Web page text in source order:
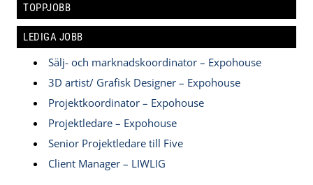
TOPPJOBB
LEDIGA JOBB
Sälj- och marknadskoordinator – Expohouse
3D artist/ Grafisk Designer – Expohouse
Projektkoordinator – Expohouse
Projektledare – Expohouse
Senior Projektledare till Five
Client Manager – LIWLIG